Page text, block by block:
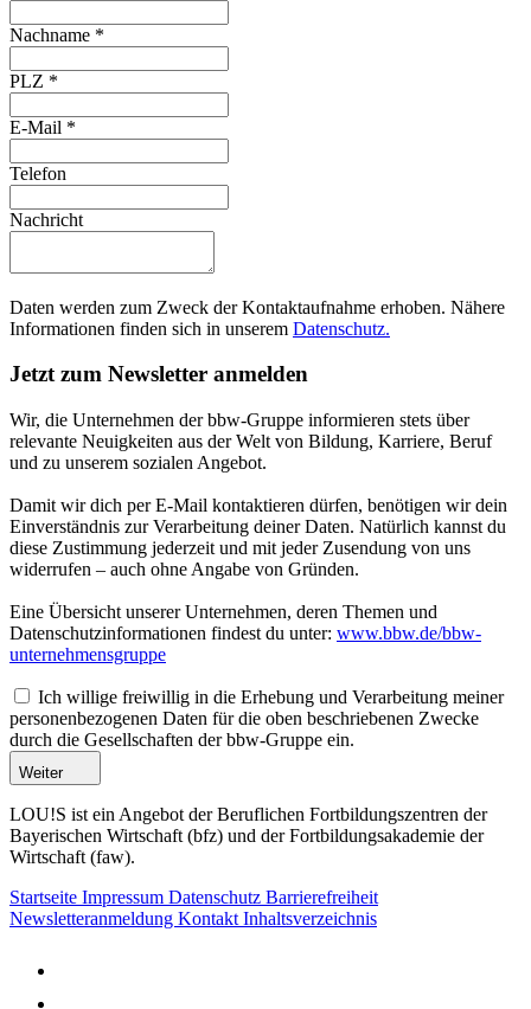
Nachname *
PLZ *
E-Mail *
Telefon
Nachricht
Daten werden zum Zweck der Kontaktaufnahme erhoben. Nähere
Informationen finden sich in unserem Datenschutz.
Jetzt zum Newsletter anmelden
Wir, die Unternehmen der bbw-Gruppe informieren stets über
relevante Neuigkeiten aus der Welt von Bildung, Karriere, Beruf
und zu unserem sozialen Angebot.
Damit wir dich per E-Mail kontaktieren dürfen, benötigen wir dein
Einverständnis zur Verarbeitung deiner Daten. Natürlich kannst du
diese Zustimmung jederzeit und mit jeder Zusendung von uns
widerrufen – auch ohne Angabe von Gründen.
Eine Übersicht unserer Unternehmen, deren Themen und
Datenschutzinformationen findest du unter: www.bbw.de/bbw-
unternehmensgruppe
Ich willige freiwillig in die Erhebung und Verarbeitung meiner
personenbezogenen Daten für die oben beschriebenen Zwecke
durch die Gesellschaften der bbw-Gruppe ein.
Weiter
LOU!S ist ein Angebot der Beruflichen Fortbildungszentren der
Bayerischen Wirtschaft (bfz) und der Fortbildungsakademie der
Wirtschaft (faw).
Startseite Impressum Datenschutz Barrierefreiheit
Newsletteranmeldung Kontakt Inhaltsverzeichnis